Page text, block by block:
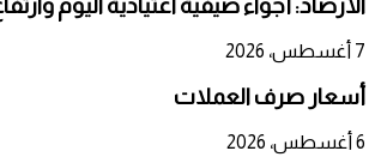
الأرصاد: أجواء صيفية اعتيادية اليوم
7 أغسطس، 2026
أسعار صرف العملات
6 أغسطس، 2026